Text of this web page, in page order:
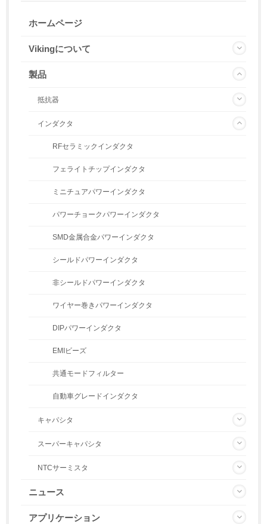
ホームページ
Vikingについて
製品
抵抗器
インダクタ
RFセラミックインダクタ
フェライトチップインダクタ
ミニチュアパワーインダクタ
パワーチョークパワーインダクタ
SMD金属合金パワーインダクタ
シールドパワーインダクタ
非シールドパワーインダクタ
ワイヤー巻きパワーインダクタ
DIPパワーインダクタ
EMIビーズ
共通モードフィルター
自動車グレードインダクタ
キャパシタ
スーパーキャパシタ
NTCサーミスタ
ニュース
アプリケーション